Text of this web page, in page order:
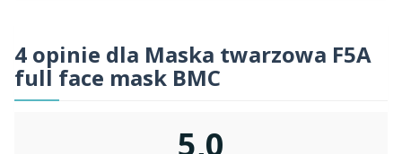
4 opinie dla Maska twarzowa F5A
full face mask BMC
5,0